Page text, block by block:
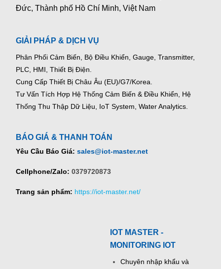
Đức, Thành phố Hồ Chí Minh, Việt Nam
GIẢI PHÁP & DỊCH VỤ
Phân Phối Cảm Biến, Bộ Điều Khiển, Gauge, Transmitter,
PLC, HMI, Thiết Bị Điện.
Cung Cấp Thiết Bị Châu Âu (EU)/G7/Korea.
Tư Vấn Tích Hợp Hệ Thống Cảm Biến & Điều Khiển, Hệ
Thống Thu Thập Dữ Liệu, IoT System, Water Analytics.
BÁO GIÁ & THANH TOÁN
Yêu Cầu Báo Giá: sales@iot-master.net
Cellphone/Zalo: 0379720873
Trang sản phẩm: https://iot-master.net/
IOT MASTER -
MONITORING IOT
Chuyên nhập khẩu và